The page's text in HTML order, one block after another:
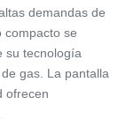
demandas de
compacto se
su tecnología
gas. La pantalla
ofrecen